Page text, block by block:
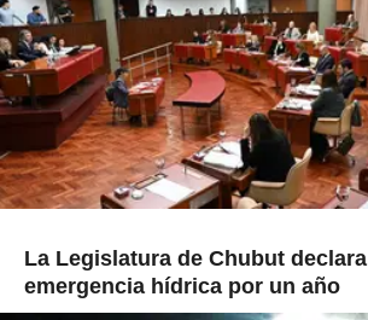
La Legislatura de Chubut declara
emergencia hídrica por un año